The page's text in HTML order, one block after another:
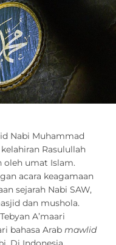
Nabi Muhammad
Rasulullah
oleh umat Islam.
acara keagamaan
sejarah Nabi SAW,
dan mushola.
A’maari
bahasa Arab mawlid